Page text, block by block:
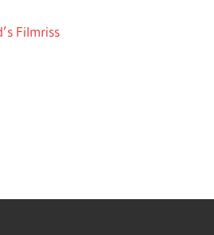
Filmriss